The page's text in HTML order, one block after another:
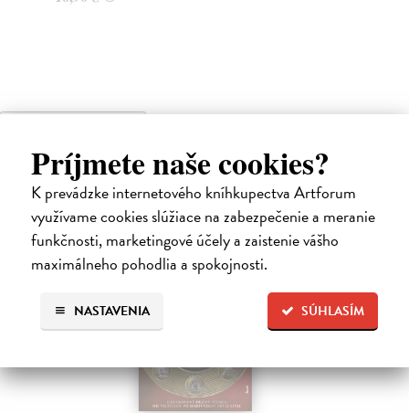
Príjmete naše cookies?
K prevádzke internetového kníhkupectva Artforum
využívame cookies slúžiace na zabezpečenie a meranie
funkčnosti, marketingové účely a zaistenie vášho
maximálneho pohodlia a spokojnosti.
SÚHLASÍM
NASTAVENIA
Čitatelia s podobným vkusom si
kúpili aj: